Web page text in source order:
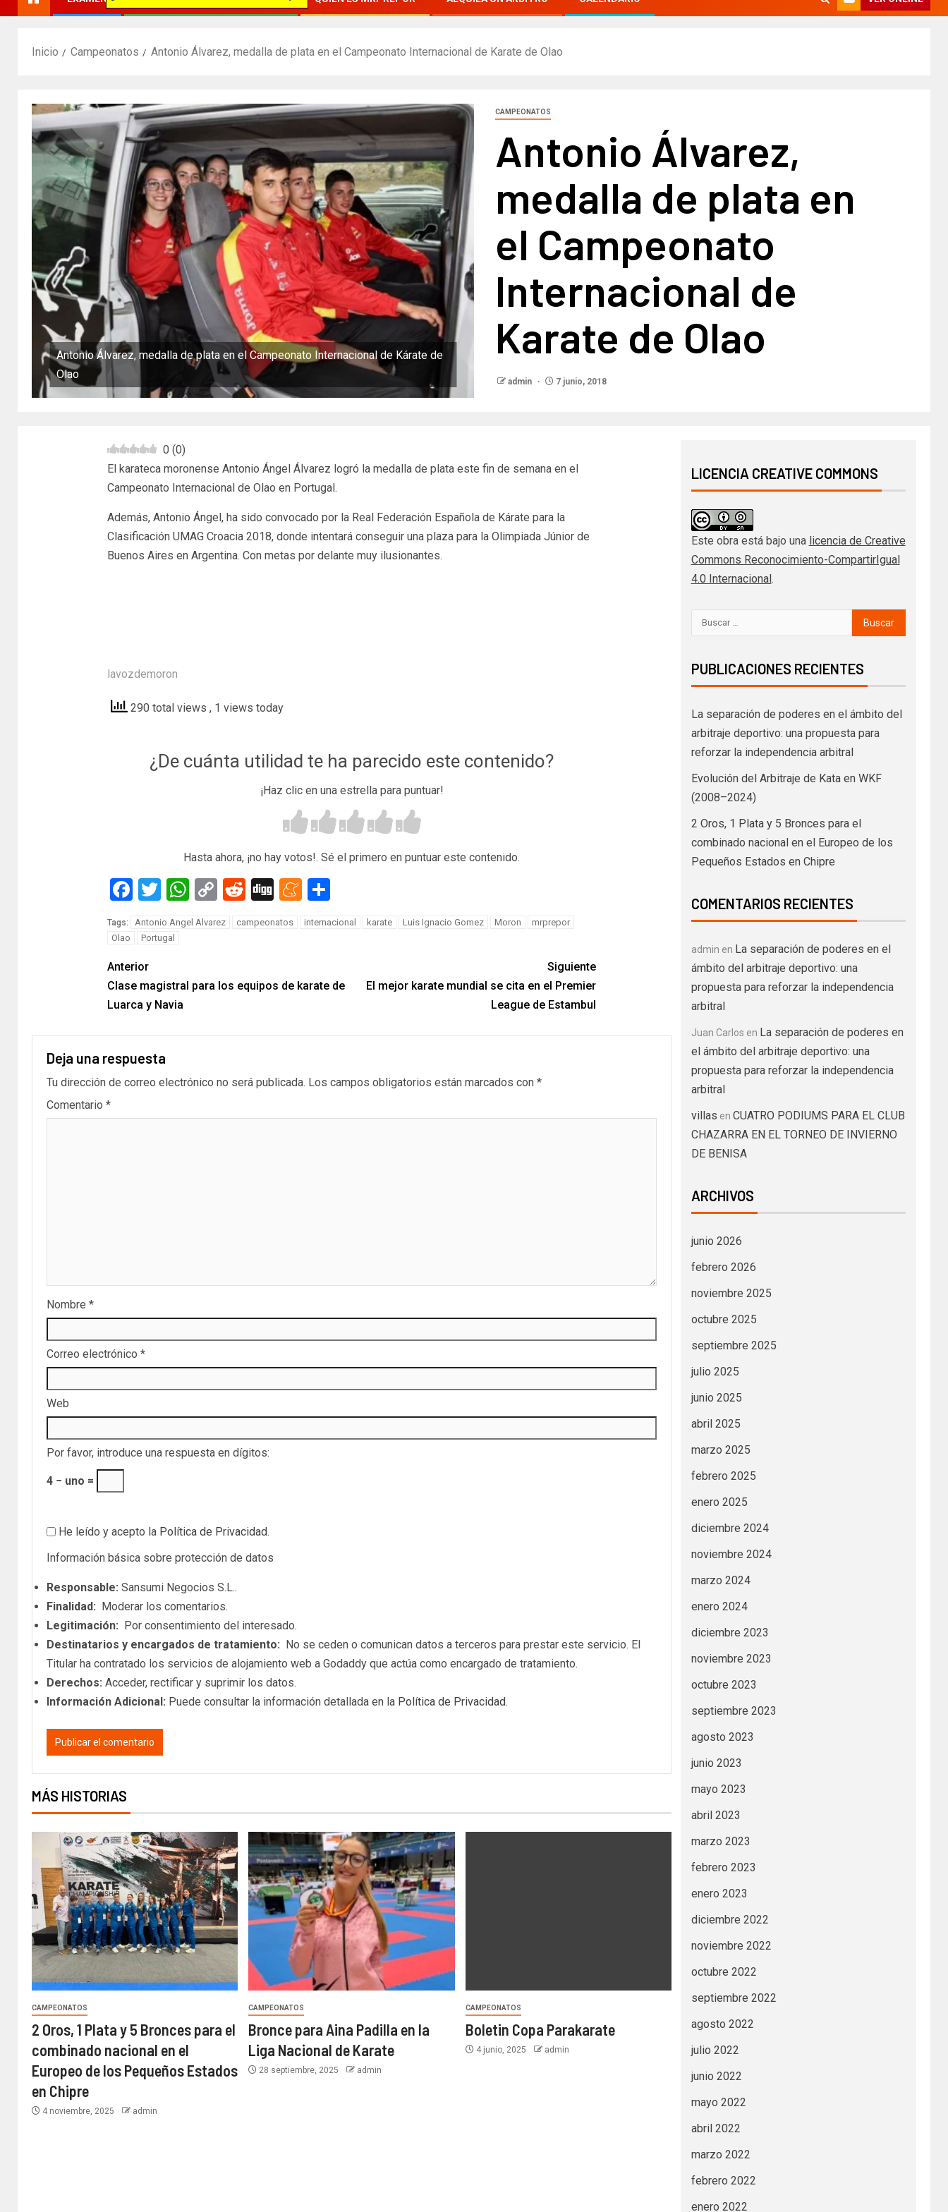
Inicio Campeonatos Antonio Álvarez, medalla de plata en el Campeonato Internacional de Karate de Olao
Antonio Álvarez, medalla de plata en el Campeonato Internacional de Kárate de
Olao
CAMPEONATOS
Antonio Álvarez,
medalla de plata en
el Campeonato
Internacional de
Karate de Olao
admin 7 junio, 2018
0 (0)
El karateca moronense Antonio Ángel Álvarez logró la medalla de plata este fin de semana en el
Campeonato Internacional de Olao en Portugal.
Además, Antonio Ángel, ha sido convocado por la Real Federación Española de Kárate para la
Clasificación UMAG Croacia 2018, donde intentará conseguir una plaza para la Olimpiada Júnior de
Buenos Aires en Argentina. Con metas por delante muy ilusionantes.
lavozdemoron
290 total views , 1 views today
¿De cuánta utilidad te ha parecido este contenido?
¡Haz clic en una estrella para puntuar!
Hasta ahora, ¡no hay votos!. Sé el primero en puntuar este contenido.
Facebook
Twitter
WhatsApp
CopyReddit
DiggMeneame
Compartir
Tags: Antonio Angel Alvarez campeonatos internacional karate Luis Ignacio Gomez Moron
mrprepor
Olao
Portugal
Anterior
Clase magistral para los equipos de karate de
Luarca y Navia
Siguiente
El mejor karate mundial se cita en el Premier
League de Estambul
Deja una respuesta
Tu dirección de correo electrónico no será publicada. Los campos obligatorios están marcados con *
Comentario *
Nombre *
Correo electrónico *
Web
Por favor, introduce una respuesta en dígitos:
4 − uno =
He leído y acepto la Política de Privacidad.
Información básica sobre protección de datos
Responsable: Sansumi Negocios S.L..
Finalidad: Moderar los comentarios.
Legitimación: Por consentimiento del interesado.
Destinatarios y encargados de tratamiento: No se ceden o comunican datos a terceros para prestar este servicio. El
Titular ha contratado los servicios de alojamiento web a Godaddy que actúa como encargado de tratamiento.
Derechos: Acceder, rectificar y suprimir los datos.
Información Adicional: Puede consultar la información detallada en la Política de Privacidad.
MÁS HISTORIAS
CAMPEONATOS
2 Oros, 1 Plata y 5 Bronces para el
combinado nacional en el
Europeo de los Pequeños Estados
en Chipre
4 noviembre, 2025 admin
CAMPEONATOS
Bronce para Aina Padilla en la
Liga Nacional de Karate
28 septiembre, 2025 admin
CAMPEONATOS
Boletin Copa Parakarate
4 junio, 2025 admin
LICENCIA CREATIVE COMMONS
Este obra está bajo una licencia de Creative
Commons Reconocimiento-CompartirIgual
4.0 Internacional.
PUBLICACIONES RECIENTES
La separación de poderes en el ámbito del
arbitraje deportivo: una propuesta para
reforzar la independencia arbitral
Evolución del Arbitraje de Kata en WKF
(2008–2024)
2 Oros, 1 Plata y 5 Bronces para el
combinado nacional en el Europeo de los
Pequeños Estados en Chipre
COMENTARIOS RECIENTES
admin en La separación de poderes en el
ámbito del arbitraje deportivo: una
propuesta para reforzar la independencia
arbitral
Juan Carlos en La separación de poderes en
el ámbito del arbitraje deportivo: una
propuesta para reforzar la independencia
arbitral
villas en CUATRO PODIUMS PARA EL CLUB
CHAZARRA EN EL TORNEO DE INVIERNO
DE BENISA
ARCHIVOS
junio 2026
febrero 2026
noviembre 2025
octubre 2025
septiembre 2025
julio 2025
junio 2025
abril 2025
marzo 2025
febrero 2025
enero 2025
diciembre 2024
noviembre 2024
marzo 2024
enero 2024
diciembre 2023
noviembre 2023
octubre 2023
septiembre 2023
agosto 2023
junio 2023
mayo 2023
abril 2023
marzo 2023
febrero 2023
enero 2023
diciembre 2022
noviembre 2022
octubre 2022
septiembre 2022
agosto 2022
julio 2022
junio 2022
mayo 2022
abril 2022
marzo 2022
febrero 2022
enero 2022